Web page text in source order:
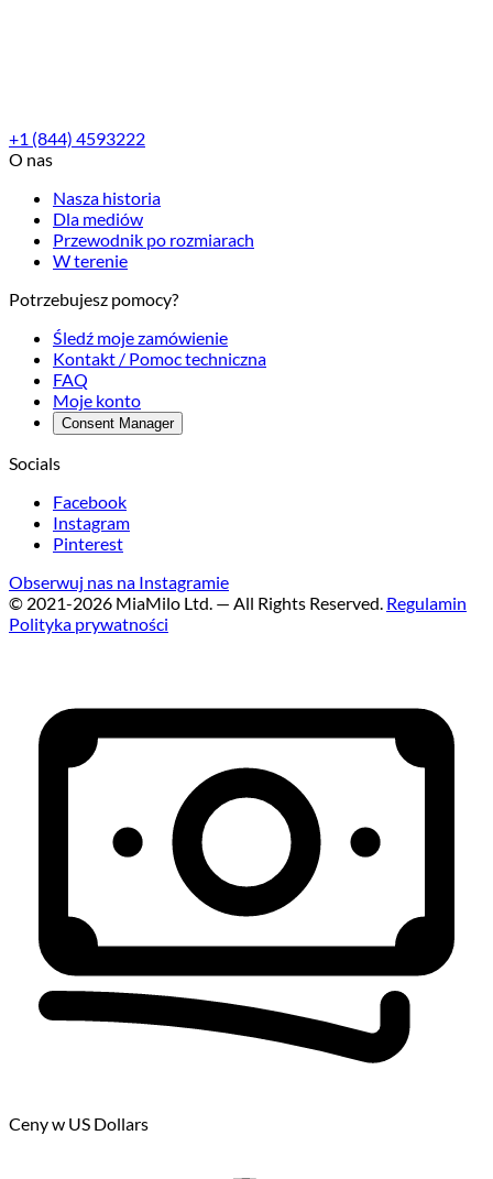
+1 (844) 4593222
O nas
Nasza historia
Dla mediów
Przewodnik po rozmiarach
W terenie
Potrzebujesz pomocy?
Śledź moje zamówienie
Kontakt / Pomoc techniczna
FAQ
Moje konto
Consent Manager
Socials
Facebook
Instagram
Pinterest
Obserwuj nas na Instagramie
© 2021-2026 MiaMilo Ltd. — All Rights Reserved. Regulamin
Polityka prywatności
Ceny w US Dollars